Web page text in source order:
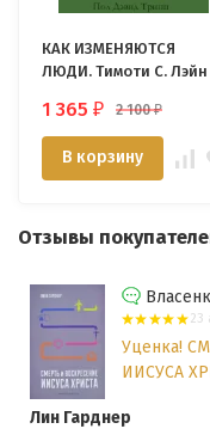
КАК ИЗМЕНЯЮТСЯ
ЛЮДИ. Тимоти С. Лэйн
1 365 ₽ 2 100₽
В корзину
Отзывы
23
Уценка!
ИИСУСА
Лин Гарднер